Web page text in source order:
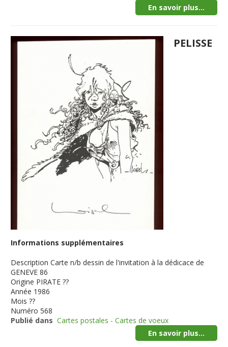
En savoir plus...
PELISSE
Informations supplémentaires
Description Carte n/b dessin de l'invitation à la dédicace de
GENEVE 86
Origine PIRATE ??
Année 1986
Mois ??
Numéro 568
Publié dans Cartes postales - Cartes de voeux
En savoir plus...